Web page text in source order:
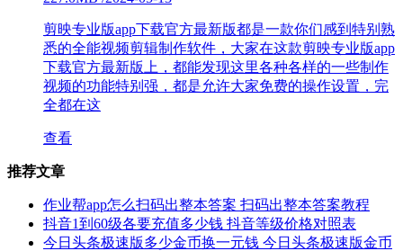
剪映专业版app下载官方最新版都是一款你们感到特别熟
悉的全能视频剪辑制作软件，大家在这款剪映专业版app
下载官方最新版上，都能发现这里各种各样的一些制作
视频的功能特别强，都是允许大家免费的操作设置，完
全都在这
查看
推荐文章
作业帮app怎么扫码出整本答案 扫码出整本答案教程
抖音1到60级各要充值多少钱 抖音等级价格对照表
今日头条极速版多少金币换一元钱 今日头条极速版金币